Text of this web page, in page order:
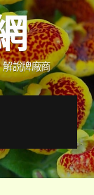
解說牌廠商